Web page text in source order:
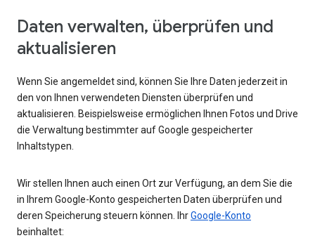
Daten verwalten, überprüfen und
aktualisieren
Wenn Sie angemeldet sind, können Sie Ihre Daten jederzeit in
den von Ihnen verwendeten Diensten überprüfen und
aktualisieren. Beispielsweise ermöglichen Ihnen Fotos und Drive
die Verwaltung bestimmter auf Google gespeicherter
Inhaltstypen.
Wir stellen Ihnen auch einen Ort zur Verfügung, an dem Sie die
in Ihrem Google-Konto gespeicherten Daten überprüfen und
deren Speicherung steuern können. IhrGoogle-Konto
beinhaltet: